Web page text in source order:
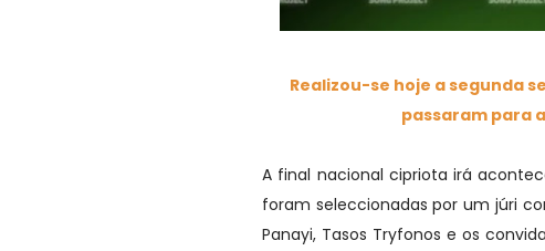
Realizou-se hoje a segunda
passaram para
A final nacional cipriota irá
foram seleccionadas por um júri
Panayi, Tasos Tryfonos e os